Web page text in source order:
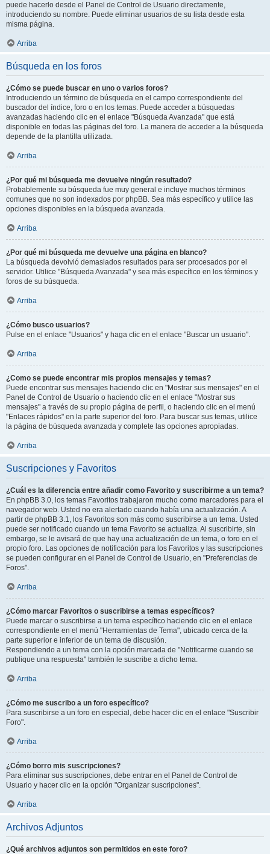
puede hacerlo desde el Panel de Control de Usuario directamente,
introduciendo su nombre. Puede eliminar usuarios de su lista desde esta
misma página.
Arriba
Búsqueda en los foros
¿Cómo se puede buscar en uno o varios foros?
Introduciendo un término de búsqueda en el campo correspondiente del
buscador del índice, foro o en los temas. Puede acceder a búsquedas
avanzadas haciendo clic en el enlace "Búsqueda Avanzada" que está
disponible en todas las páginas del foro. La manera de acceder a la búsqueda
depende de la plantilla utilizada.
Arriba
¿Por qué mi búsqueda me devuelve ningún resultado?
Probablemente su búsqueda fue muy general e incluye muchos términos
comunes que no son indexados por phpBB. Sea más específico y utilice las
opciones disponibles en la búsqueda avanzada.
Arriba
¿Por qué mi búsqueda me devuelve una página en blanco?
La búsqueda devolvió demasiados resultados para ser procesados por el
servidor. Utilice "Búsqueda Avanzada" y sea más específico en los términos y
foros de su búsqueda.
Arriba
¿Cómo busco usuarios?
Pulse en el enlace "Usuarios" y haga clic en el enlace "Buscar un usuario".
Arriba
¿Como se puede encontrar mis propios mensajes y temas?
Puede encontrar sus mensajes haciendo clic en "Mostrar sus mensajes" en el
Panel de Control de Usuario o haciendo clic en el enlace "Mostrar sus
mensajes" a través de su propio página de perfil, o haciendo clic en el menú
"Enlaces rápidos" en la parte superior del foro. Para buscar sus temas, utilice
la página de búsqueda avanzada y complete las opciones apropiadas.
Arriba
Suscripciones y Favoritos
¿Cuál es la diferencia entre añadir como Favorito y suscribirme a un tema?
En phpBB 3.0, los temas Favoritos trabajaron mucho como marcadores para el
navegador web. Usted no era alertado cuando había una actualización. A
partir de phpBB 3.1, los Favoritos son más como suscribirse a un tema. Usted
puede ser notificado cuando un tema Favorito se actualiza. Al suscribirte, sin
embargo, se le avisará de que hay una actualización de un tema, o foro en el
propio foro. Las opciones de notificación para los Favoritos y las suscripciones
se pueden configurar en el Panel de Control de Usuario, en "Preferencias de
Foros".
Arriba
¿Cómo marcar Favoritos o suscribirse a temas específicos?
Puede marcar o suscribirse a un tema específico haciendo clic en el enlace
correspondiente en el menú "Herramientas de Tema", ubicado cerca de la
parte superior e inferior de un tema de discusión.
Respondiendo a un tema con la opción marcada de "Notificarme cuando se
publique una respuesta" también le suscribe a dicho tema.
Arriba
¿Cómo me suscribo a un foro específico?
Para suscribirse a un foro en especial, debe hacer clic en el enlace "Suscribir
Foro".
Arriba
¿Cómo borro mis suscripciones?
Para eliminar sus suscripciones, debe entrar en el Panel de Control de
Usuario y hacer clic en la opción "Organizar suscripciones".
Arriba
Archivos Adjuntos
¿Qué archivos adjuntos son permitidos en este foro?